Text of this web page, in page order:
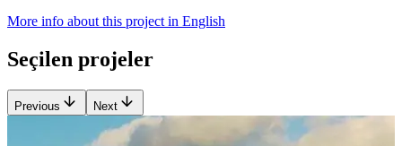
More info about this project in English
Seçilen projeler
Previous Next